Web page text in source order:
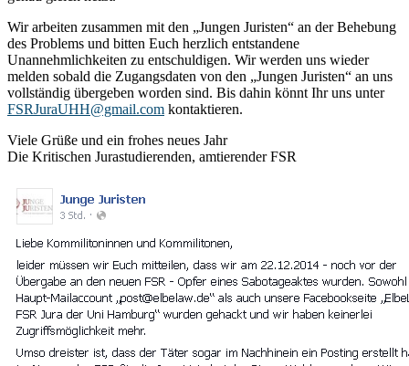
Wir arbeiten zusammen mit den „Jungen Juristen“ an der Behebung
des Problems und bitten Euch herzlich entstandene
Unannehmlichkeiten zu entschuldigen. Wir werden uns wieder
melden sobald die Zugangsdaten von den „Jungen Juristen“ an uns
vollständig übergeben worden sind. Bis dahin könnt Ihr uns unter
FSRJuraUHH@gmail.com kontaktieren.
Viele Grüße und ein frohes neues Jahr
Die Kritischen Jurastudierenden, amtierender FSR